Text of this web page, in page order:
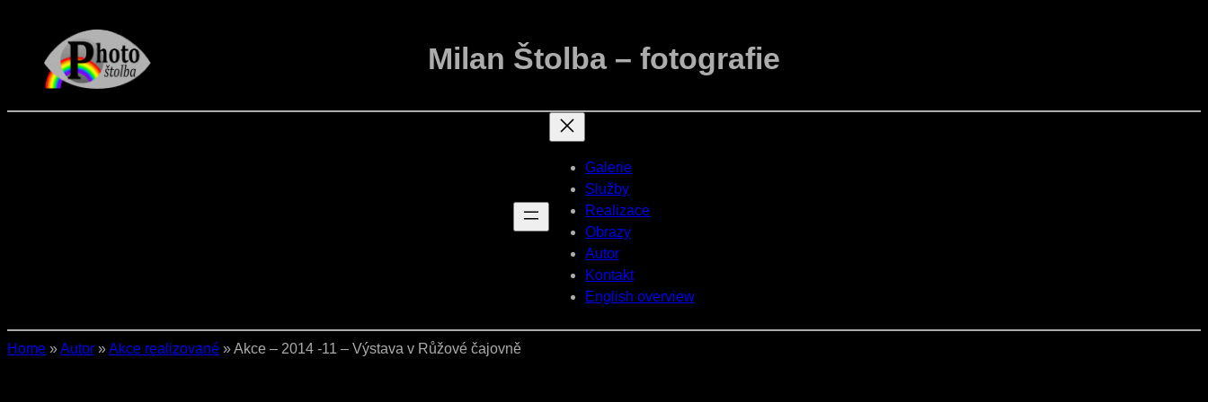
obsah
Milan Štolba – fotografie
Galerie
Služby
Realizace
Obrazy
Autor
Kontakt
English overview
Home »Autor »Akce realizované »Akce – 2014 -11 – Výstava v Růžové čajovně